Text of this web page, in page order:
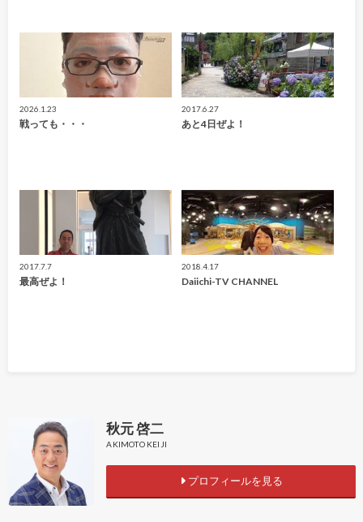
2026.1.23
戦っても・・・
2017.6.27
あと4日ぜよ！
2017.7.7
最高ぜよ！
2018.4.17
Daiichi-TV CHANNEL
秋元 啓二
AKIMOTO KEIJI
プロフィールを見る